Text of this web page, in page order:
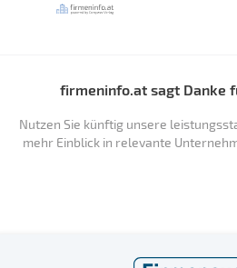
firmeninfo.at sagt Danke
Nutzen Sie künftig unsere
mehr Einblick in relevante